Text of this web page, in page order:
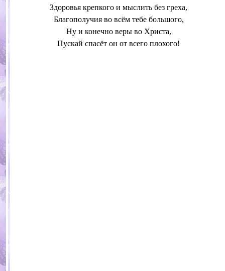
Здоровья крепкого и мыслить без греха,
Благополучия во всём тебе большого,
Ну и конечно веры во Христа,
Пускай спасёт он от всего плохого!